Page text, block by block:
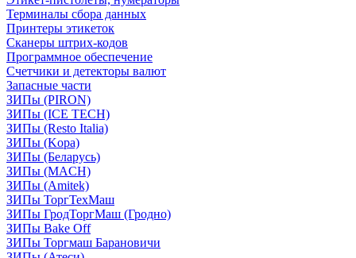
Терминалы сбора данных
Принтеры этикеток
Сканеры штрих-кодов
Программное обеспечение
Счетчики и детекторы валют
Запасные части
ЗИПы (PIRON)
ЗИПы (ICE TECH)
ЗИПы (Resto Italia)
ЗИПы (Kopa)
ЗИПы (Беларусь)
ЗИПы (MACH)
ЗИПы (Amitek)
ЗИПы ТоргТехМаш
ЗИПы ГродТоргМаш (Гродно)
ЗИПы Bake Off
ЗИПы Торгмаш Барановичи